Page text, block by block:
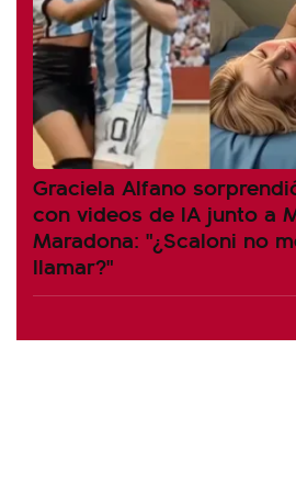
Graciela Alfano
con videos de IA junto a
Maradona: "¿Scaloni no
llamar?"